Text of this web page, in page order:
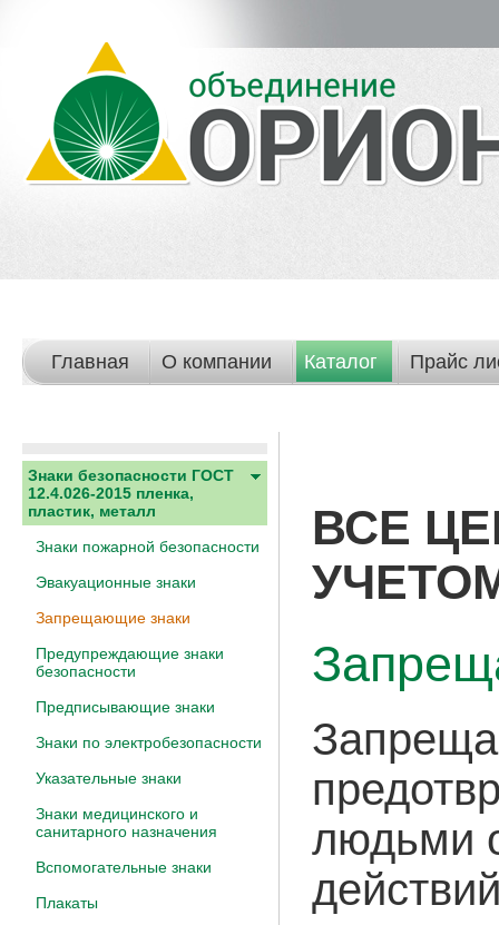
Главная О компании Каталог Прайс
Знаки безопасности ГОСТ
12.4.026-2015 пленка,
пластик, металл
Знаки пожарной безопасности
Эвакуационные знаки
Запрещающие знаки
Предупреждающие знаки
безопасности
Предписывающие знаки
Знаки по электробезопасности
Указательные знаки
Знаки медицинского и
санитарного назначения
Вспомогательные знаки
Плакаты
ВСЕ
людьми